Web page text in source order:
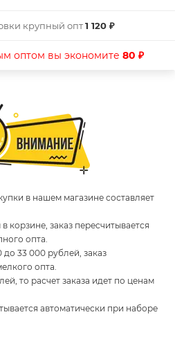
крупный опт1 120 ₽
оптом вы экономите 80 ₽
в нашем магазине составляет
корзине, заказ пересчитывается
опта.
33 000 рублей, заказ
опта.
то расчет заказа идет по ценам
автоматически при наборе